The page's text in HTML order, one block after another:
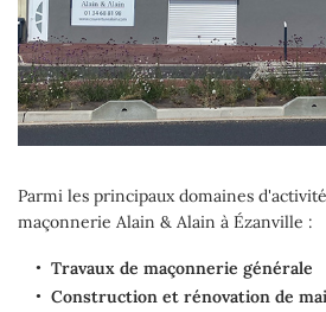
Parmi les principaux domaines
maçonnerie Alain & Alain à Ézanville :
Travaux de maçonnerie générale
Construction et rénovation de